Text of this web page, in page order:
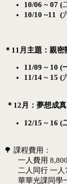
10/06 ~ 07 (
10/10 ~11 (
＊11月主題： 親密
11/09 ~ 10 (
11/14 ~ 15 (
＊ 12月 ： 夢想成真
12/15 ~ 16 (
🌳 課程費用：
一人費用 8,800
二人同行 一人
華華光課同學一